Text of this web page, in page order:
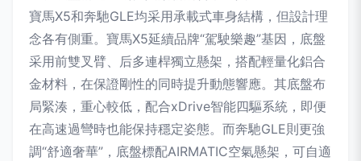
寶馬X5和奔馳GLE均采用承載式車身結構，但設計理
念各有側重。寶馬X5延續品牌“駕駛樂趣”基因，底盤
采用前雙叉臂、后多連桿獨立懸架，搭配輕量化鋁合
金材料，在保證剛性的同時提升動態響應。其底盤布
局緊湊，重心較低，配合xDrive智能四驅系統，即便
在高速過彎時也能保持穩定姿態。而奔馳GLE則更強
調“舒適奢華”，底盤標配AIRMATIC空氣懸架，可自適